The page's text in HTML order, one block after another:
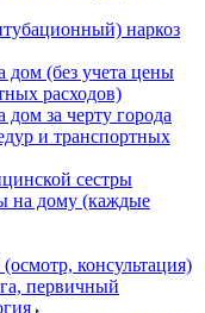
наркоз
дом (без учета цены
расходов)
за черту города
и транспортных
сестры
на дому (каждые
консультация)
первичный